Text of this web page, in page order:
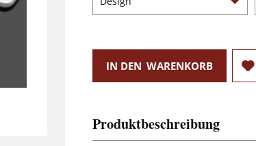
IN DEN WARENKORB
Produktbeschreibung